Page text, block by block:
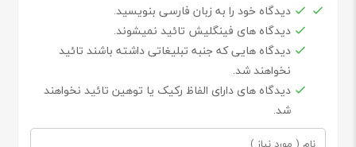
دیدگاه خود را به زبان فارسی بنویسید.
دیدگاه های فینگلیش تائید نمیشوند.
دیدگاه هایی که جنبه تبلیغاتی داشته باشند تائید
نخواهند شد.
دیدگاه های دارای الفاظ رکیک یا توهین تائید نخواهند
شد.